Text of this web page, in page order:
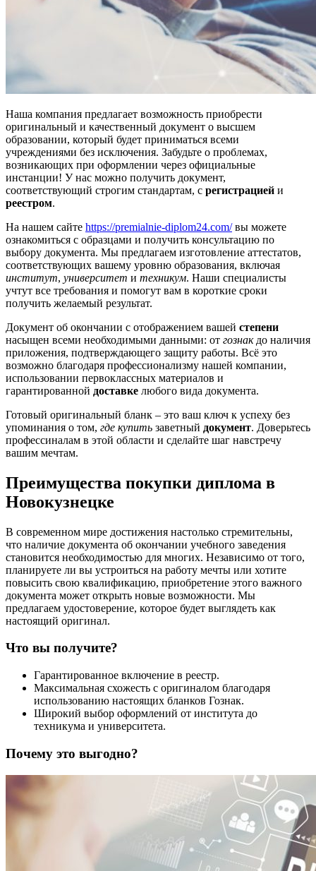
Наша компания предлагает возможность приобрести
оригинальный и качественный документ о высшем
образовании, который будет приниматься всеми
учреждениями без исключения. Забудьте о проблемах,
возникающих при оформлении через официальные
инстанции! У нас можно получить документ,
соответствующий строгим стандартам, с регистрацией и
реестром.
На нашем сайте https://premialnie-diplom24.com/вы можете
ознакомиться с образцами и получить консультацию по
выбору документа. Мы предлагаем изготовление аттестатов,
соответствующих вашему уровню образования, включая
институт, университет и техникум. Наши специалисты
учтут все требования и помогут вам в короткие сроки
получить желаемый результат.
Документ об окончании с отображением вашей степени
насыщен всеми необходимыми данными: от гознакдо наличия
приложения, подтверждающего защиту работы. Всё это
возможно благодаря профессионализму нашей компании,
использовании первоклассных материалов и
гарантированной доставке любого вида документа.
Готовый оригинальный бланк – это ваш ключ к успеху без
упоминания о том, где купить заветный документ. Доверьтесь
профессиналам в этой области и сделайте шаг навстречу
вашим мечтам.
Преимущества покупки диплома в
Новокузнецке
В современном мире достижения настолько стремительны,
что наличие документа об окончании учебного заведения
становится необходимостью для многих. Независимо от того,
планируете ли вы устроиться на работу мечты или хотите
повысить свою квалификацию, приобретение этого важного
документа может открыть новые возможности. Мы
предлагаем удостоверение, которое будет выглядеть как
настоящий оригинал.
Что вы получите?
Гарантированное включение в реестр.
Максимальная схожесть с оригиналом благодаря
использованию настоящих бланков Гознак.
Широкий выбор оформлений от института до
техникума и университета.
Почему это выгодно?